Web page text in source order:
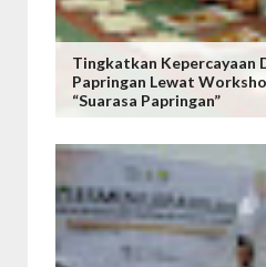
Tingkatkan Kepercayaan
Papringan Lewat
“Suarasa Papringan”